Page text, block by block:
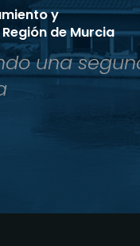
y
de Murcia
una